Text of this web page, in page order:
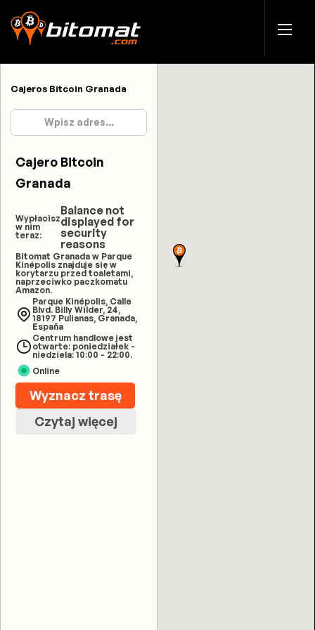
Cajeros Bitcoin Granada
Cajero Bitcoin
Granada
Wypłacisz
w nim
teraz:
Balance not
displayed for
security
reasons
Bitomat Granada w Parque
Kinépolis znajduje się w
korytarzu przed toaletami,
naprzeciwko paczkomatu
Amazon.
Parque Kinépolis, Calle
Blvd. Billy Wilder, 24,
18197 Pulianas, Granada,
España
Centrum handlowe jest
otwarte: poniedziałek -
niedziela: 10:00 - 22:00.
Online
Wyznacz trasę
Czytaj więcej